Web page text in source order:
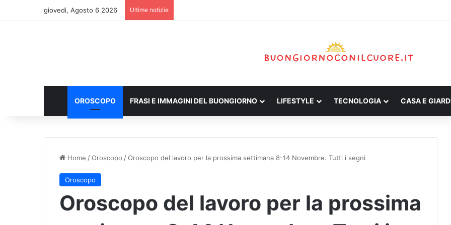
giovedì, Agosto 6 2026 Ultime notizie
OROSCOPO FRASI E IMMAGINI DEL BUONGIORNO LIFESTYLE TECNOLOGIA CASA E
Home /Oroscopo /Oroscopo del lavoro per la prossima settimana 8-14 Novembre. Tutti i segni
Oroscopo
Oroscopo del lavoro per la prossima